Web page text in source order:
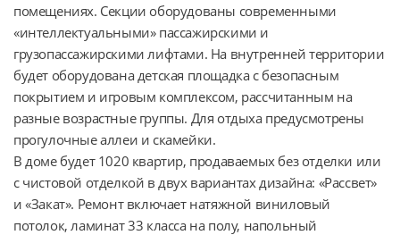
помещениях. Секции оборудованы современными
«интеллектуальными» пассажирскими и
грузопассажирскими лифтами. На внутренней территории
будет оборудована детская площадка с безопасным
покрытием и игровым комплексом, рассчитанным на
разные возрастные группы. Для отдыха предусмотрены
прогулочные аллеи и скамейки.
В доме будет 1020 квартир, продаваемых без отделки или
с чистовой отделкой в двух вариантах дизайна: «Рассвет»
и «Закат». Ремонт включает натяжной виниловый
потолок, ламинат 33 класса на полу, напольный